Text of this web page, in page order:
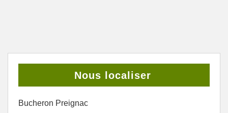
Nous localiser
Bucheron Preignac